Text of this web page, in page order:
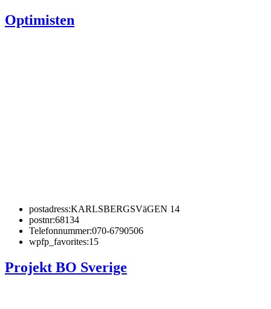
Optimisten
postadress:KARLSBERGSVäGEN 14
postnr:68134
Telefonnummer:070-6790506
wpfp_favorites:15
Projekt BO Sverige